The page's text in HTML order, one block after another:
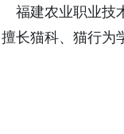
福建农业职业技
擅长猫科、猫行为